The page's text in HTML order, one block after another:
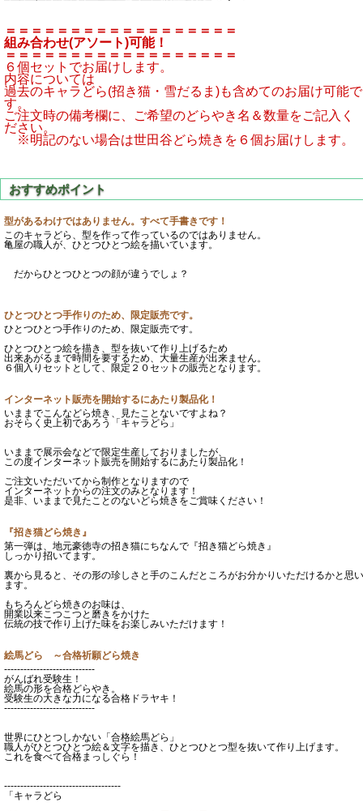
＝＝＝＝＝＝＝＝＝＝＝＝＝＝＝＝＝＝
組み合わせ(アソート)可能！
＝＝＝＝＝＝＝＝＝＝＝＝＝＝＝＝＝＝
６個セットでお届けします。
内容については
過去のキャラどら(招き猫・雪だるま)も含めてのお届け可能で
す。
ご注文時の備考欄に、ご希望のどらやき名＆数量をご記入く
ださい。
※明記のない場合は世田谷どら焼きを６個お届けします。
型があるわけではありません。すべて手書きです！
このキャラどら、型を作って作っているのではありません。
亀屋の職人が、ひとつひとつ絵を描いています。
だからひとつひとつの顔が違うでしょ？
ひとつひとつ手作りのため、限定販売です。
ひとつひとつ手作りのため、限定販売です。
ひとつひとつ絵を描き、型を抜いて作り上げるため
出来あがるまで時間を要するため、大量生産が出来ません。
６個入りセットとして、限定２０セットの販売となります。
インターネット販売を開始するにあたり製品化！
いままでこんなどら焼き、見たことないですよね？
おそらく史上初であろう「キャラどら」
いままで展示会などで限定生産しておりましたが、
この度インターネット販売を開始するにあたり製品化！
ご注文いただいてから制作となりますので
インターネットからの注文のみとなります！
是非、いままで見たことのないどら焼きをご賞味ください！
『招き猫どら焼き』
第一弾は、地元豪徳寺の招き猫にちなんで『招き猫どら焼き』
しっかり招いてます。
裏から見ると、その形の珍しさと手のこんだところがお分かりいただけるかと思い
ます。
もちろんどら焼きのお味は、
開業以来こつこつと磨きをかけた
伝統の技で作り上げた味をお楽しみいただけます！
絵馬どら ～合格祈願どら焼き
----------------------------
がんばれ受験生！
絵馬の形を合格どらやき。
受験生の大きな力になる合格ドラヤキ！
----------------------------
世界にひとつしかない「合格絵馬どら」
職人がひとつひとつ絵＆文字を描き、ひとつひとつ型を抜いて作り上げます。
これを食べて合格まっしぐら！
------------------------------------
「キャラどら